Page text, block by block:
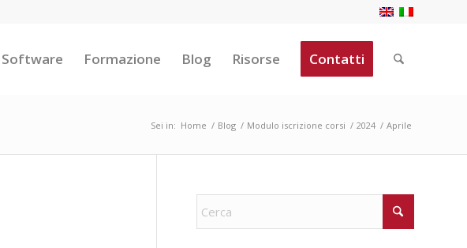
Software Formazione Blog Risorse Contatti
Sei in: Home / Blog / Modulo iscrizione corsi / 2024 / Aprile